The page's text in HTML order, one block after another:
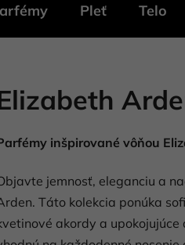
Pleť Telo
inšpirované vôňou
jemnosť, eleganciu a
Táto kolekcia ponúka
akordy a